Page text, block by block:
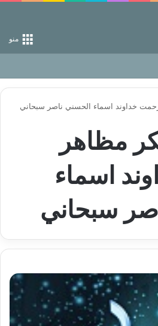
منو
وکناره‌گیری از راه خداست‌!
خداوند اسماء الحسني ناصر سبحاني
مظاهر
اسماء
سبحاني